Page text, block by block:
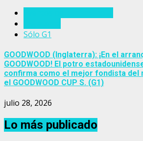
Sólo G1
GOODWOOD (Inglaterra): ¡En el
GOODWOOD! El potro
confirma como el mejor fondista del
el GOODWOOD CUP S. (G1)
julio 28, 2026
Lo más publicado